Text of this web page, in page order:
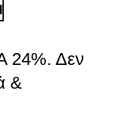
24%. Δεν
&